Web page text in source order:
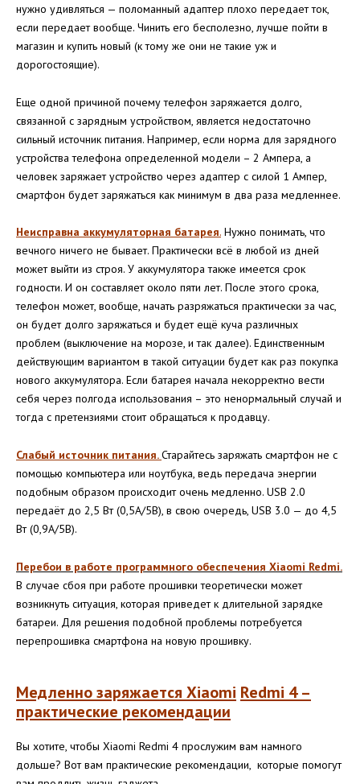
нужно удивляться — поломанный адаптер плохо передает ток,
если передает вообще. Чинить его бесполезно, лучше пойти в
магазин и купить новый (к тому же они не такие уж и
дорогостоящие).
Еще одной причиной почему телефон заряжается долго,
связанной с зарядным устройством, является недостаточно
сильный источник питания. Например, если норма для зарядного
устройства телефона определенной модели – 2 Ампера, а
человек заряжает устройство через адаптер с силой 1 Ампер,
смартфон будет заряжаться как минимум в два раза медленнее.
Неисправна аккумуляторная батарея. Нужно понимать, что
вечного ничего не бывает. Практически всё в любой из дней
может выйти из строя. У аккумулятора также имеется срок
годности. И он составляет около пяти лет. После этого срока,
телефон может, вообще, начать разряжаться практически за час,
он будет долго заряжаться и будет ещё куча различных
проблем (выключение на морозе, и так далее). Единственным
действующим вариантом в такой ситуации будет как раз покупка
нового аккумулятора. Если батарея начала некорректно вести
себя через полгода использования – это ненормальный случай и
тогда с претензиями стоит обращаться к продавцу.
Слабый источник питания.Старайтесь заряжать смартфон не с
помощью компьютера или ноутбука, ведь передача энергии
подобным образом происходит очень медленно. USB 2.0
передаёт до 2,5 Вт (0,5A/5B), в свою очередь, USB 3.0 — до 4,5
Вт (0,9A/5B).
Перебои в работе программного обеспечения Xiaomi Redmi.
В случае сбоя при работе прошивки теоретически может
возникнуть ситуация, которая приведет к длительной зарядке
батареи. Для решения подобной проблемы потребуется
перепрошивка смартфона на новую прошивку.
Медленно заряжается Xiaomi Redmi 4 –
практические рекомендации
Вы хотите, чтобы Xiaomi Redmi 4 прослужим вам намного
дольше? Вот вам практические рекомендации, которые помогут